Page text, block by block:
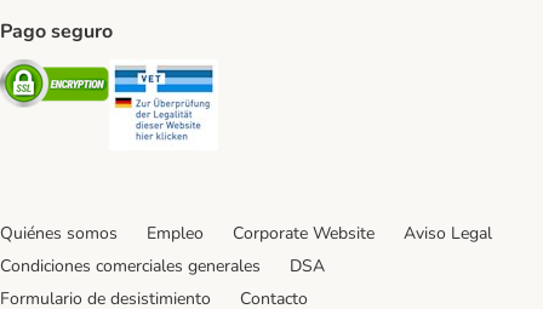
Pago seguro
Security
Quiénes somos Empleo Corporate Website
Aviso Legal
Condiciones comerciales generales
DSA
Formulario de desistimiento
Contacto